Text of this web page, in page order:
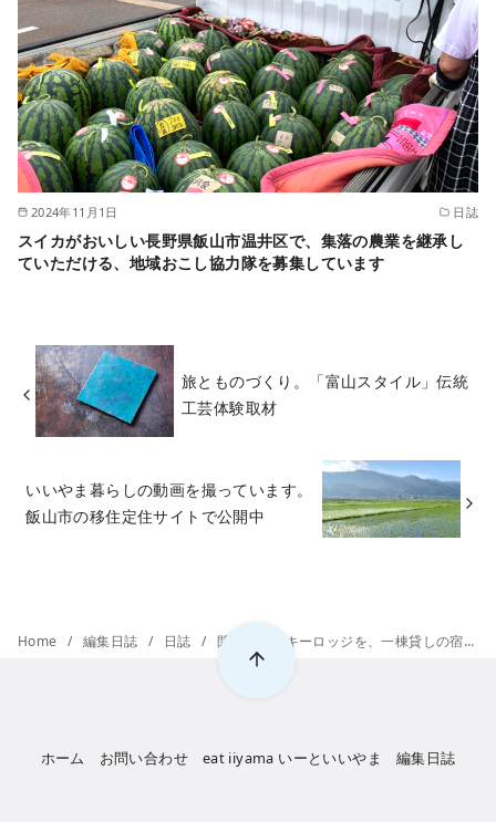
2024年11月1日 日誌
スイカがおいしい長野県飯山市温井区で、集落の農業を継承し
ていただける、地域おこし協力隊を募集しています
旅とものづくり。「富山スタイル」伝統
工芸体験取材
いいやま暮らしの動画を撮っています。
飯山市の移住定住サイトで公開中
Home 編集日誌 日誌 閉業したスキーロッジを、一棟貸しの宿にリノベーションしたサム＆リアンさんのお話
ホーム お問い合わせ eat iiyama いーといいやま 編集日誌